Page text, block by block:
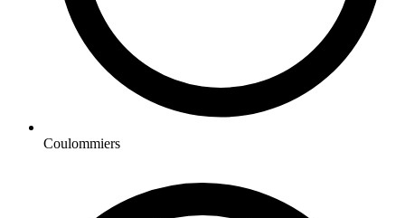
Coulommiers